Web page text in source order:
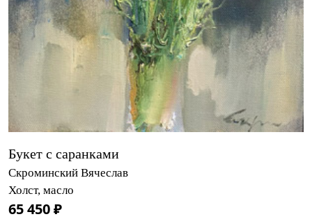
Букет с саранками
Скроминский Вячеслав
Холст, масло
65 450 ₽